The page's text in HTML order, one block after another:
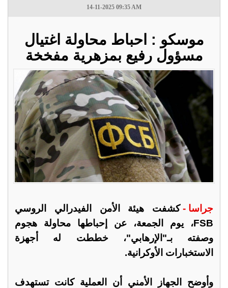
14-11-2025 09:35 AM
موسكو : احباط محاولة اغتيال
مسؤول رفيع بمزهرية مفخخة
جراسا - كشفت هيئة الأمن الفيدرالي الروسي
FSB، يوم الجمعة، عن إحباطها محاولة هجوم
وصفته بـ"الإرهابي"، خططت له أجهزة
الاستخبارات الأوكرانية.
وأوضح الجهاز الأمني أن العملية كانت تستهدف